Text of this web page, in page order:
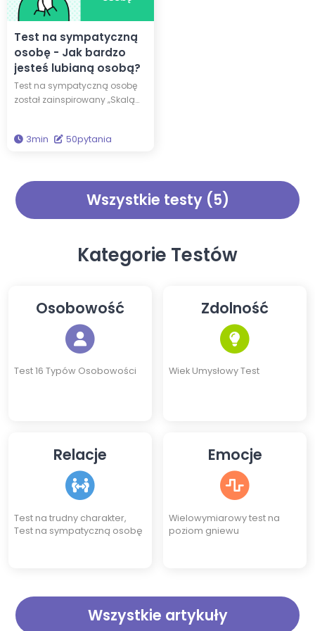
wyrażanie i przetwarzanie.
Test na sympatyczną
osobę - Jak bardzo
jesteś lubianą osobą?
Test na sympatyczną osobę
został zainspirowany „Skalą
jesteś osobą sympatyczną w
osobą? Wykonaj test, aby się
przekonać!
3min 50pytania
Wszystkie testy (5)
Kategorie Testów
Osobowość
Test 16 Typów Osobowości
Zdolność
Wiek Umysłowy Test
Relacje
Test na trudny charakter,
Test na sympatyczną osobę
Emocje
Wielowymiarowy test na
poziom gniewu
Wszystkie artykuły